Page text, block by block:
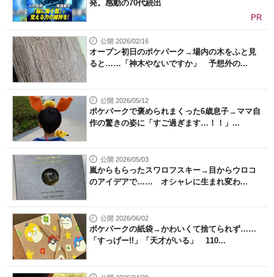
発。感動の70代続出
PR
公開 2026/02/16
オープン初日のポケパーク→場内の木をふと見
ると……「神木やないですか」 予想外の...
公開 2026/05/12
ポケパークで褒められまくった6歳息子→ママ自
作の驚きの姿に「すご過ぎます…！！」...
公開 2026/05/03
嵐からもらったスワロフスキー→目からウロコ
のアイデアで…… オシャレに生まれ変わ...
公開 2026/06/02
ポケパークの紙袋→かわいくて捨てられず……
「すっげー!!」「天才がいる」 110...